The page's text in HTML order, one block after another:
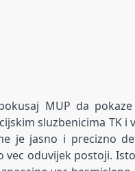
MUP da
sluzbenicima TK i
je jasno i precizno
oduvijek postoji.